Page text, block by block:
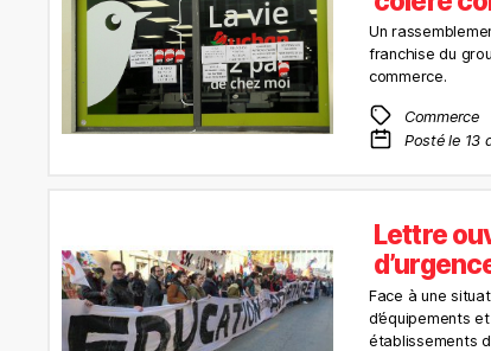
Un
franchise du
commerce.
Commerce
Posté le 13
Lettre
Face à une
d’équipements
établissements